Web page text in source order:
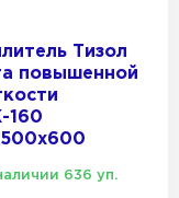
Тизол
повышенной
160
636 уп.